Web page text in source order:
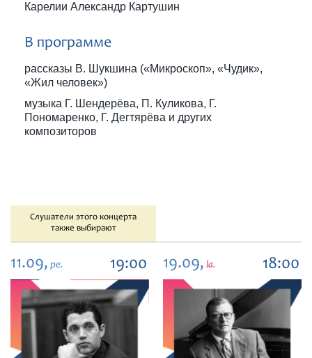
Карелии Александр Картушин
В программе
рассказы В. Шукшина («Микроскоп», «Чудик»,
«Жил человек»)
музыка Г. Шендерёва, П. Куликова, Г.
Пономаренко, Г. Дегтярёва и других
композиторов
Слушатели этого концерта
также выбирают
11.09, pe. 19:00 19.09, la. 18:00